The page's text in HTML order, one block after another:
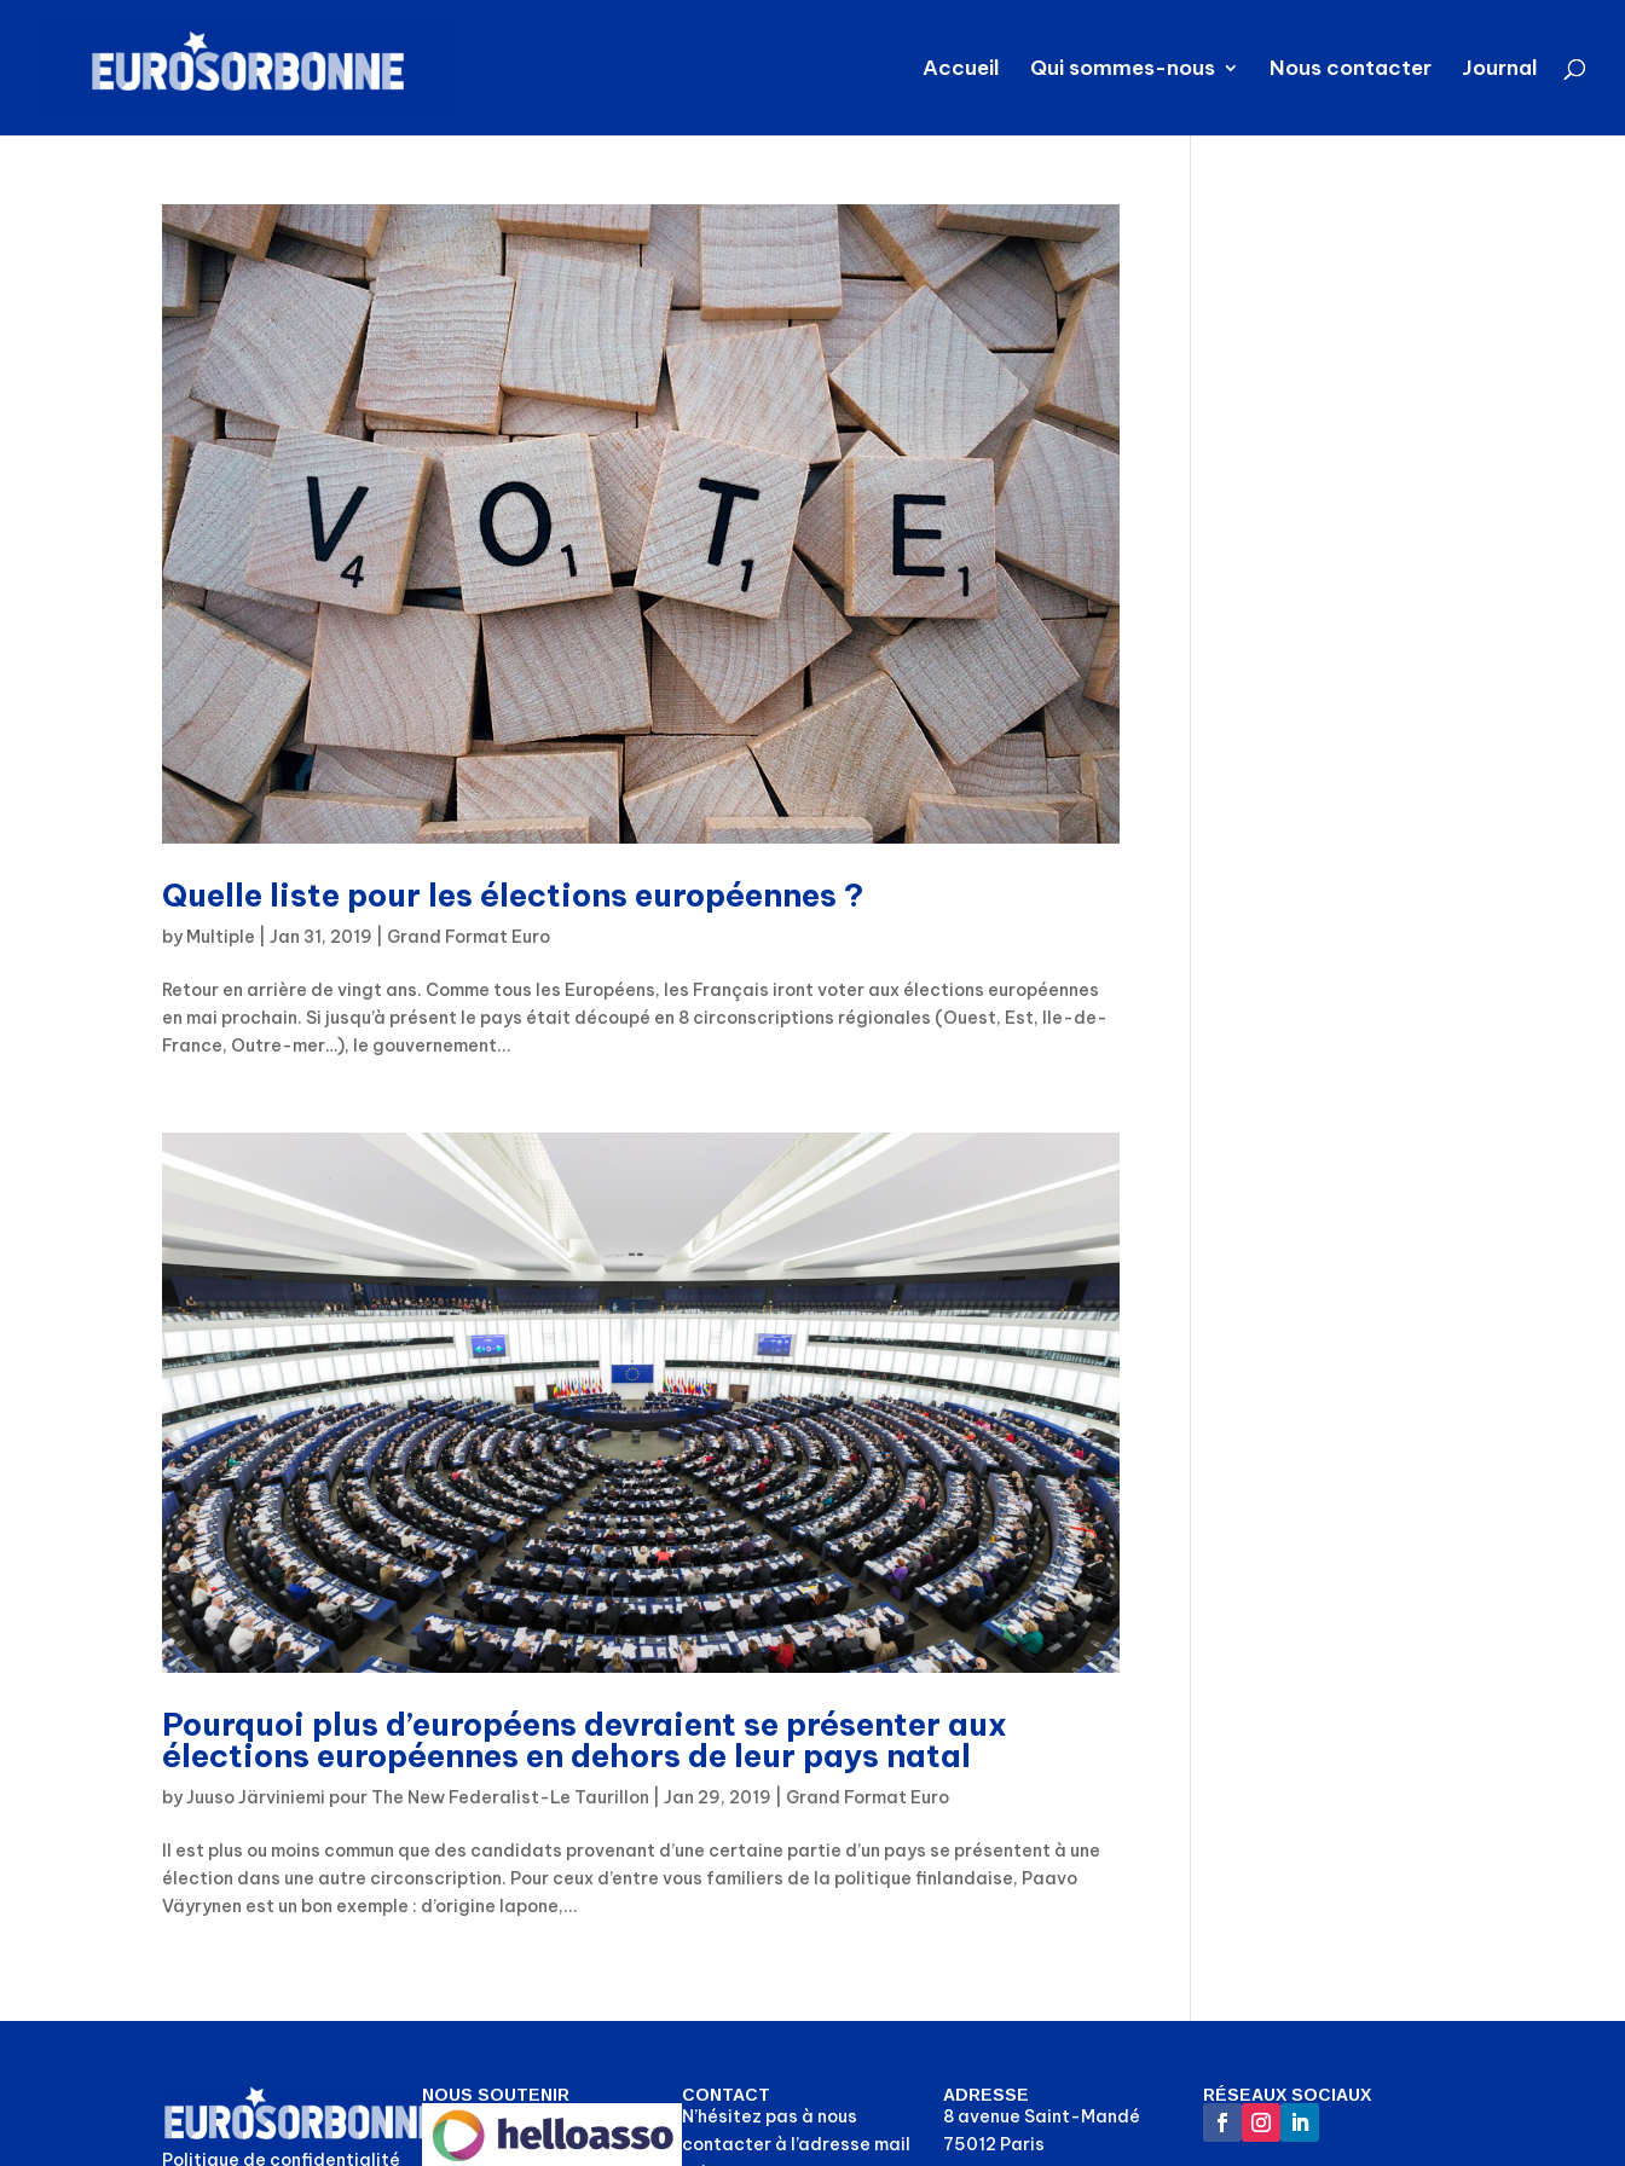
Accueil Qui sommes-nous Nous contacter Journal
Quelle liste pour les élections européennes ?
by Multiple |Jan 31, 2019 Grand Format Euro
Retour en arrière de vingt ans. Comme tous les Européens, les Français iront voter aux élections européennes
en mai prochain. Si jusqu’à présent le pays était découpé en 8 circonscriptions régionales (Ouest, Est, Ile-de-
France, Outre-mer…), le gouvernement...
Pourquoi plus d’européens devraient se présenter aux
élections européennes en dehors de leur pays natal
byJuuso Järviniemi pour The New Federalist-Le Taurillon |Jan 29, 2019 Grand Format Euro
Il est plus ou moins commun que des candidats provenant d’une certaine partie d’un pays se présentent à une
élection dans une autre circonscription. Pour ceux d’entre vous familiers de la politique finlandaise, Paavo
Väyrynen est un bon exemple : d’origine lapone,...
Politique de confidentialité
NOUS SOUTENIR CONTACT
N’hésitez pas à nous
contacter à l’adresse mail
ADRESSE
8 avenue Saint-Mandé
75012 Paris
RÉSEAUX SOCIAUX